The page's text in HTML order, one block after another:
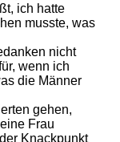
ich hatte
musste, was
nicht
wenn ich
die Männer
gehen,
Frau
Knackpunkt